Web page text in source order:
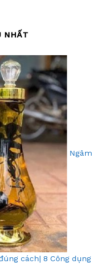
NHẤT
Ngâm
cách| 8 Công dụng